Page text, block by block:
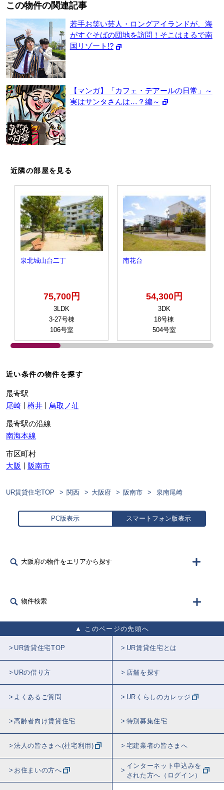
この物件の関連記事
若手お笑い芸人・ロングアイランドが、海
がすぐそばの団地を訪問！そこはまるで南
国リゾート!?
【マンガ】「カフェ・デアールの日常」～
実はサンタさんは…？編～
近隣の部屋を見る
泉北城山台二丁
75,700円
3LDK
3-27号棟
106号室
南花台
54,300円
3DK
18号棟
504号室
近い条件の物件を探す
最寄駅
尾崎
樽井 鳥取ノ荘
最寄駅の沿線
南海本線
市区町村
大阪
阪南市
UR賃貸住宅TOP 関西 大阪府 阪南市 泉南尾崎
PC版表示 スマートフォン版表示
大阪府の物件をエリアから探す
物件検索
このページの先頭へ
UR賃貸住宅TOP UR賃貸住宅とは
URの借り方 店舗を探す
よくあるご質問 URくらしのカレッジ
高齢者向け賃貸住宅 特別募集住宅
法人の皆さまへ(社宅利用) 宅建業者の皆さまへ
お住まいの方へ
インターネット申込みを
された方へ（ログイン）